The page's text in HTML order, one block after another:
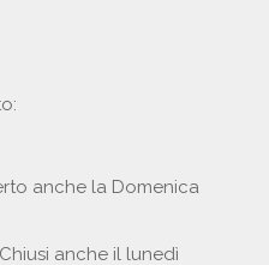
anche la Domenica
anche il lunedì